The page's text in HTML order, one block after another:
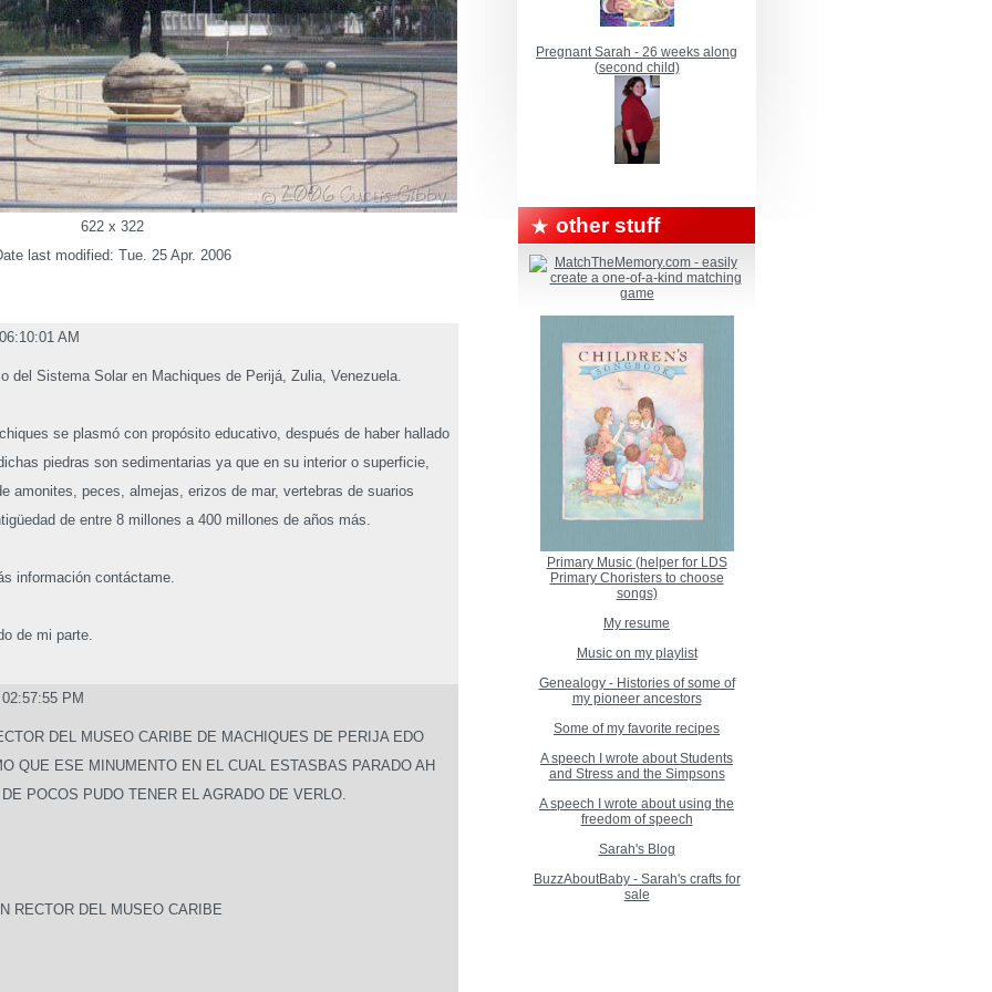
622 x 322
last modified: Tue. 25 Apr. 2006
AM
del Sistema Solar en Machiques de Perijá, Zulia, Venezuela.
se plasmó con propósito educativo, después de haber hallado
piedras son sedimentarias ya que en su interior o superficie,
amonites, peces, almejas, erizos de mar, vertebras de suarios
de entre 8 millones a 400 millones de años más.
información contáctame.
de mi parte.
PM
DEL MUSEO CARIBE DE MACHIQUES DE PERIJA EDO
QUE ESE MINUMENTO EN EL CUAL ESTASBAS PARADO AH
POCOS PUDO TENER EL AGRADO DE VERLO.
RECTOR DEL MUSEO CARIBE
Pregnant Sarah - 26 weeks along
(second child)
other stuff
Primary Music (helper for LDS
Primary Choristers to choose
songs)
My resume
Music on my playlist
Genealogy - Histories of some of
my pioneer ancestors
Some of my favorite recipes
A speech I wrote about Students
and Stress and the Simpsons
A speech I wrote about using the
freedom of speech
Sarah's Blog
BuzzAboutBaby - Sarah's crafts for
sale